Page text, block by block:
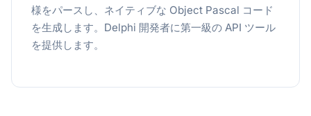
様をパースし、ネイティブな Object Pascal コード
を生成します。Delphi 開発者に第一級の API ツール
を提供します。